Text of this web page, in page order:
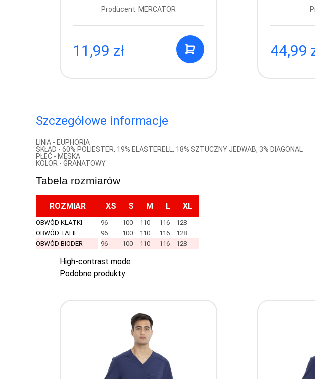
Producent: MERCATOR
11,99 zł 44,99
Szczegółowe informacje
LINIA - EUPHORIA
SKŁAD - 60% POLIESTER, 19% ELASTERELL, 18% SZTUCZNY JEDWAB, 3% DIAGONAL
PŁEĆ - MĘSKA
KOLOR - GRANATOWY
Tabela rozmiarów
ROZMIAR XS S M L XL
OBWÓD KLATKI 96 100 110 116
128
OBWÓD TALII
96 100 110 116
128
OBWÓD BIODER
96 100 110 116 128
High-contrast mode
Podobne produkty